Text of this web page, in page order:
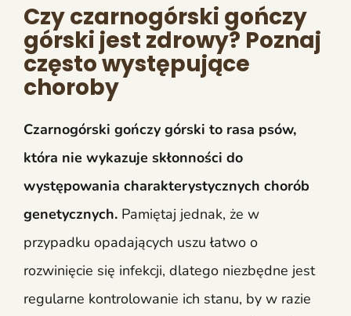
Czy czarnogórski gończy
górski jest zdrowy? Poznaj
często występujące
choroby
Czarnogórski gończy górski to rasa psów,
która nie wykazuje skłonności do
występowania charakterystycznych chorób
genetycznych. Pamiętaj jednak, że w
przypadku opadających uszu łatwo o
rozwinięcie się infekcji, dlatego niezbędne jest
regularne kontrolowanie ich stanu, by w razie